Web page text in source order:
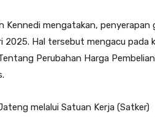
Kennedi mengatakan, penyerapan
2025. Hal tersebut mengacu pada
Perubahan Harga Pembelian
melalui Satuan Kerja (Satker)